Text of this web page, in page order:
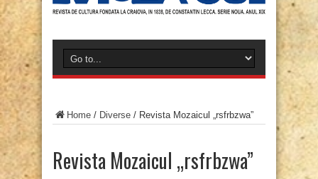
Home / Diverse / Revista Mozaicul „rsfrbzwa”
Revista Mozaicul „rsfrbzwa”